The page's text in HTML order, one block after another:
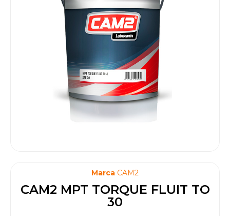
Marca CAM2
CAM2 MPT TORQUE FLUIT TO
30